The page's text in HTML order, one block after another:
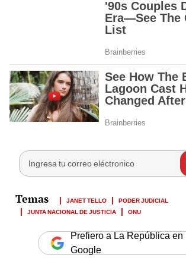
JANET TELLO
PODER JUDICIAL
JUNTA NACIONAL DE JUSTICIA
ONU
Prefiero a La República en
Google